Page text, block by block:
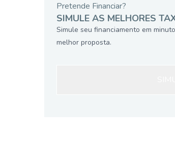
Pretende Financiar?
SIMULE AS MELHORES
Simule seu financiamento em
melhor proposta.